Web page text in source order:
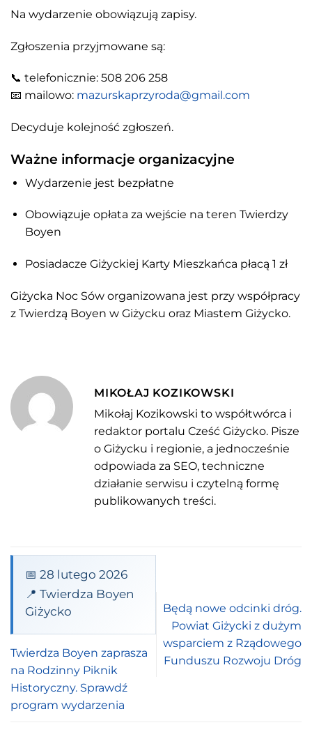
Na wydarzenie obowiązują zapisy.
Zgłoszenia przyjmowane są:
📞 telefonicznie: 508 206 258
📧 mailowo: mazurskaprzyroda@gmail.com
Decyduje kolejność zgłoszeń.
Ważne informacje organizacyjne
Wydarzenie jest bezpłatne
Obowiązuje opłata za wejście na teren Twierdzy
Boyen
Posiadacze Giżyckiej Karty Mieszkańca płacą 1 zł
Giżycka Noc Sów organizowana jest przy współpracy
z Twierdzą Boyen w Giżycku oraz Miastem Giżycko.
MIKOŁAJ KOZIKOWSKI
Mikołaj Kozikowski to współtwórca i
redaktor portalu Cześć Giżycko. Pisze
o Giżycku i regionie, a jednocześnie
odpowiada za SEO, techniczne
działanie serwisu i czytelną formę
publikowanych treści.
📅 28 lutego 2026
📍 Twierdza Boyen
Giżycko
Twierdza Boyen zaprasza
na Rodzinny Piknik
Historyczny. Sprawdź
program wydarzenia
Będą nowe odcinki dróg.
Powiat Giżycki z dużym
wsparciem z Rządowego
Funduszu Rozwoju Dróg